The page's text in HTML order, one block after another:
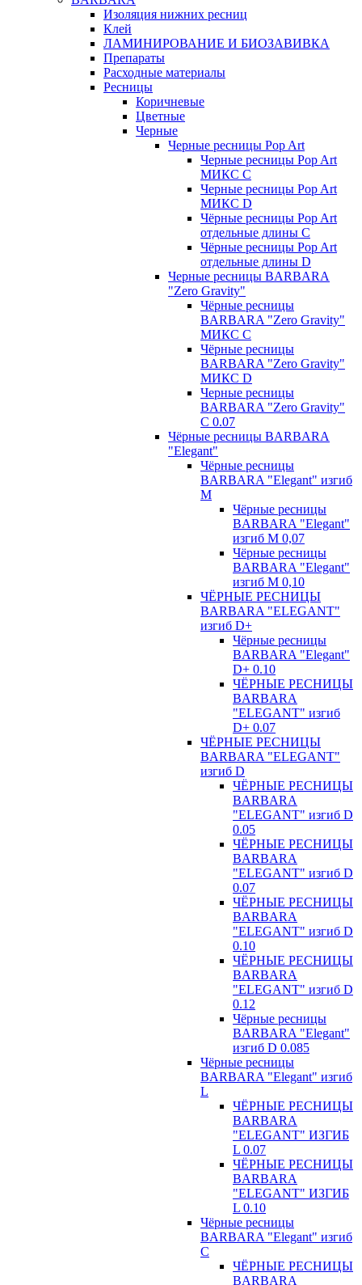
Изоляция нижних ресниц
Клей
ЛАМИНИРОВАНИЕ И БИОЗАВИВКА
Препараты
Расходные материалы
Ресницы
Коричневые
Цветные
Черные
Черные ресницы Pop Art
Черные ресницы Pop Art
МИКС C
Черные ресницы Pop Art
МИКС D
Чёрные ресницы Pop Art
отдельные длины С
Чёрные ресницы Pop Art
отдельные длины D
Черные ресницы BARBARA
"Zero Gravity"
Чёрные ресницы
BARBARA "Zero Gravity"
МИКС C
Чёрные ресницы
BARBARA "Zero Gravity"
МИКС D
Черные ресницы
BARBARA "Zero Gravity"
С 0.07
Чёрные ресницы BARBARA
"Elegant"
Чёрные ресницы
BARBARA "Elegant" изгиб
М
Чёрные ресницы
BARBARA "Elegant"
изгиб М 0,07
Чёрные ресницы
BARBARA "Elegant"
изгиб М 0,10
ЧЁРНЫЕ РЕСНИЦЫ
BARBARA "ELEGANT"
изгиб D+
Чёрные ресницы
BARBARA "Elegant"
D+ 0.10
ЧЁРНЫЕ РЕСНИЦЫ
BARBARA
"ELEGANT" изгиб
D+ 0.07
ЧЁРНЫЕ РЕСНИЦЫ
BARBARA "ELEGANT"
изгиб D
ЧЁРНЫЕ РЕСНИЦЫ
BARBARA
"ELEGANT" изгиб D
0.05
ЧЁРНЫЕ РЕСНИЦЫ
BARBARA
"ELEGANT" изгиб D
0.07
ЧЁРНЫЕ РЕСНИЦЫ
BARBARA
"ELEGANT" изгиб D
0.10
ЧЁРНЫЕ РЕСНИЦЫ
BARBARA
"ELEGANT" изгиб D
0.12
Чёрные ресницы
BARBARA "Elegant"
изгиб D 0.085
Чёрные ресницы
BARBARA "Elegant" изгиб
L
ЧЁРНЫЕ РЕСНИЦЫ
BARBARA
"ELEGANT" ИЗГИБ
L 0.07
ЧЁРНЫЕ РЕСНИЦЫ
BARBARA
"ELEGANT" ИЗГИБ
L 0.10
Чёрные ресницы
BARBARA "Elegant" изгиб
С
ЧЁРНЫЕ РЕСНИЦЫ
BARBARA